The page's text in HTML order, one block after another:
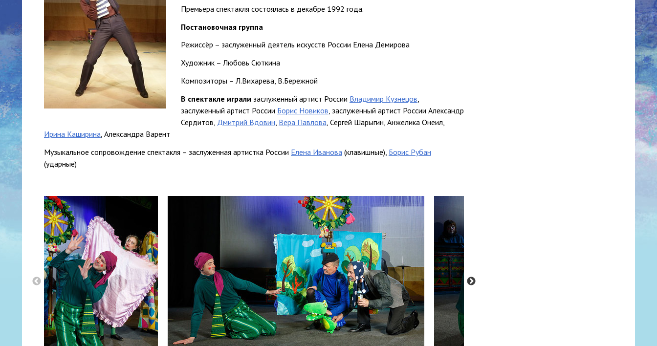
Премьера спектакля состоялась в декабре 1992 года.
Постановочная группа
Режиссёр – заслуженный деятель искусств России Елена Демирова
Художник – Любовь Сюткина
Композиторы – Л.Вихарева, В.Бережной
В спектакле играли заслуженный артист России Владимир Кузнецов
заслуженный артист России Борис Новиков , заслуженный артист России Александр
Сердитов, Дмитрий Вдовин Вера Павлова , Сергей Шарыгин, Анжелика Онеил,
Ирина Каширина , Александра Варент
Музыкальное сопровождение спектакля – заслуженная артистка России Елена Иванова (клавишные), Борис Рубан
(ударные)